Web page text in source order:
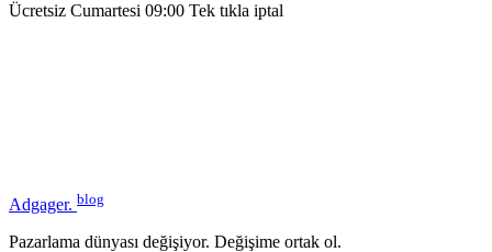
Ücretsiz Cumartesi 09:00 Tek tıkla iptal
Adgager. blog
Pazarlama dünyası değişiyor. Değişime ortak ol.